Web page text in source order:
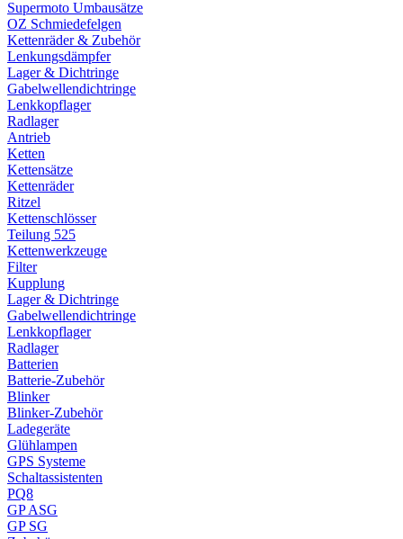
Supermoto Umbausätze
OZ Schmiedefelgen
Kettenräder & Zubehör
Lenkungsdämpfer
Lager & Dichtringe
Gabelwellendichtringe
Lenkkopflager
Radlager
Antrieb
Ketten
Kettensätze
Kettenräder
Ritzel
Kettenschlösser
Teilung 525
Kettenwerkzeuge
Filter
Kupplung
Lager & Dichtringe
Gabelwellendichtringe
Lenkkopflager
Radlager
Batterien
Batterie-Zubehör
Blinker
Blinker-Zubehör
Ladegeräte
Glühlampen
GPS Systeme
Schaltassistenten
PQ8
GP ASG
GP SG